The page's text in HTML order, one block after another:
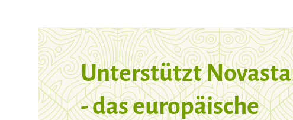
Unterstützt
- das europäische